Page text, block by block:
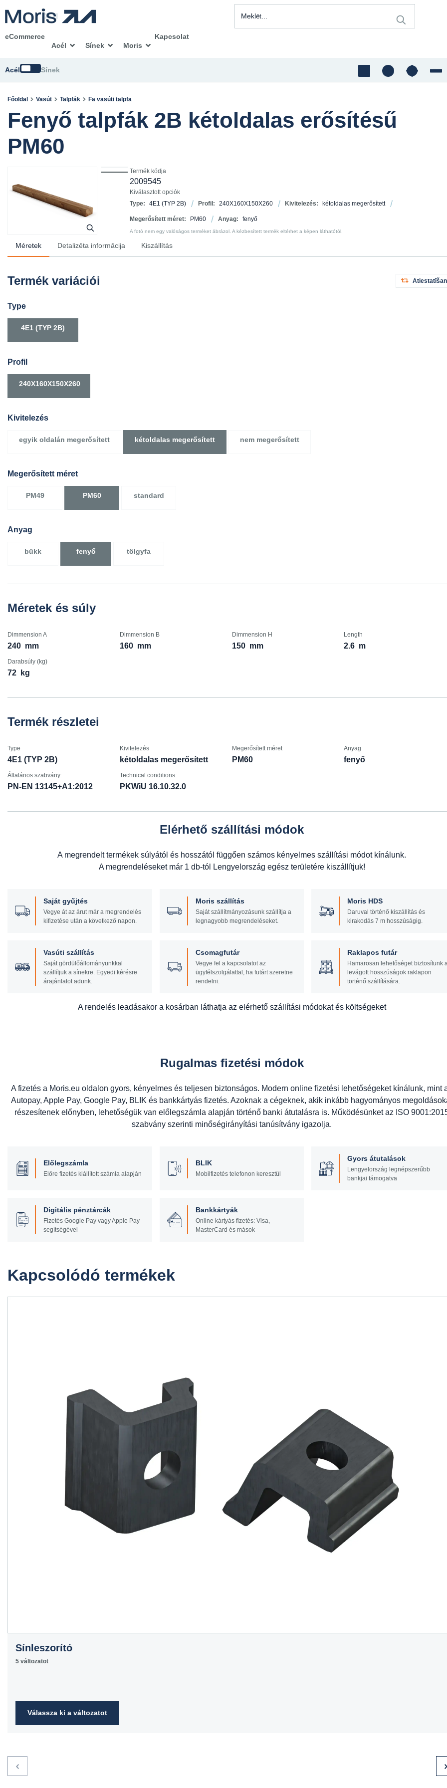
eCommerce
Acél
Sínek Moris
Kapcsolat
Acél Módosítsd
Sínek
Főoldal Vasút Talpfák Fa vasúti talpfa
Fenyő talpfák 2B kétoldalas erősítésű
PM60
Termék kódja
2009545
Kiválasztott opciók
Type:
4E1 (TYP 2B) Profil: 240X160X150X260 Kivitelezés: kétoldalas megerősített
Megerősített méret: PM60 Anyag: fenyő
A fotó nem egy valóságos terméket ábrázol. A kézbesített termék eltérhet a képen láthatótól.
Méretek Detalizēta informācija Kiszállítás
Termék variációi
Type
4E1 (TYP 2B)
Profil
240X160X150X260
Kivitelezés
egyik oldalán megerősített kétoldalas megerősített nem megerősített
Megerősített méret
PM49 PM60 standard
Anyag
bükk fenyő tölgyfa
Méretek és súly
Dimmension A
240 mm
Dimmension B
160 mm
Dimmension H
150 mm
Length
2.6 m
Darabsúly (kg)
72 kg
Termék részletei
Type
4E1 (TYP 2B)
Kivitelezés
kétoldalas megerősített
Megerősített méret
PM60
Anyag
fenyő
Általános szabvány:
PN-EN 13145+A1:2012
Technical conditions:
PKWiU 16.10.32.0
Elérhető szállítási módok
A megrendelt termékek súlyától és hosszától függően számos kényelmes szállítási módot kínálunk.
A megrendeléseket már 1 db-tól Lengyelország egész területére kiszállítjuk!
Saját gyűjtés
Vegye át az árut már a megrendelés
kifizetése után a következő napon.
Moris szállítás
Saját szállítmányozásunk szállítja a
legnagyobb megrendeléseket.
Moris HDS
Daruval történő kiszállítás és
kirakodás 7 m hosszúságig.
Vasúti szállítás
Saját gördülőállományunkkal
szállítjuk a sínekre. Egyedi kérésre
árajánlatot adunk.
Csomagfutár
Vegye fel a kapcsolatot az
ügyfélszolgálattal, ha futárt szeretne
rendelni.
Raklapos futár
Hamarosan lehetőséget biztosítunk
levágott hosszúságok raklapon
történő szállítására.
A rendelés leadásakor a kosárban láthatja az elérhető szállítási módokat és költségeket
Rugalmas fizetési módok
A fizetés a Moris.eu oldalon gyors, kényelmes és teljesen biztonságos. Modern online fizetési lehetőségeket kínálunk, mint
Autopay, Apple Pay, Google Pay, BLIK és bankkártyás fizetés. Azoknak a cégeknek, akik inkább hagyományos
részesítenek előnyben, lehetőségük van előlegszámla alapján történő banki átutalásra is. Működésünket az ISO
szabvány szerinti minőségirányítási tanúsítvány igazolja.
Előlegszámla
Előre fizetés kiállított számla alapján
BLIK
Mobilfizetés telefonon keresztül
Gyors átutalások
Lengyelország legnépszerűbb
bankjai támogatva
Digitális pénztárcák
Fizetés Google Pay vagy Apple Pay
segítségével
Bankkártyák
Online kártyás fizetés: Visa,
MasterCard és mások
Kapcsolódó termékek
Sínleszorító
5 változatot
Válassza ki a változatot